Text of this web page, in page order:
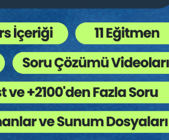
Hukuku Kongresi - X. Oturum
360
TL
Sepete Ekle
Tüketici Hukuku Enstitüsü
yükseltin, kaliteli içeriklerle size